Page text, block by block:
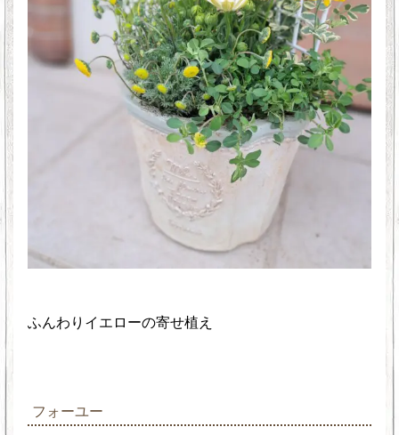
ふんわりイエローの寄せ植え
フォーユー